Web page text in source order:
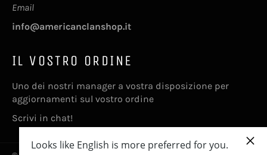
Email
info@americanclanshop.it
IL VOSTRO ORDINE
Uno dei nostri manager a vostra disposizione per
aggiornamenti sul vostro ordine
Scrivi in chat!